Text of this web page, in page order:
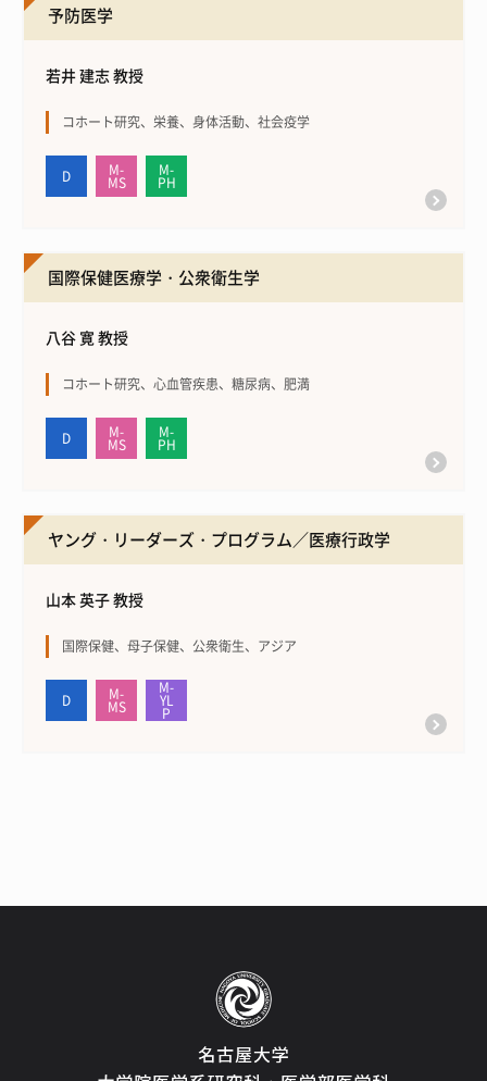
予防医学
若井 建志 教授
コホート研究、栄養、身体活動、社会疫学
国際保健医療学・公衆衛生学
八谷 寛 教授
コホート研究、心血管疾患、糖尿病、肥満
ヤング・リーダーズ・プログラム／医療行政学
山本 英子 教授
国際保健、母子保健、公衆衛生、アジア